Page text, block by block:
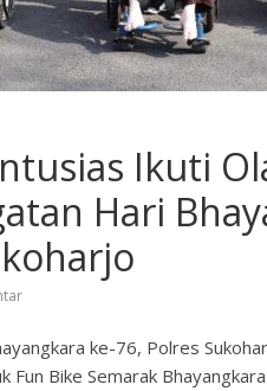
Ikuti
Hari
ke-76, Polres
Bike Semarak